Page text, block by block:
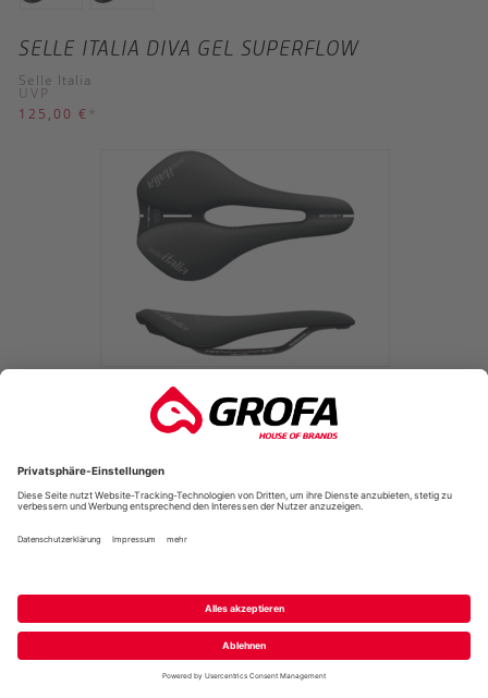
SELLE ITALIA DIVA GEL SUPERFLOW
Selle Italia
UVP
125,00 € *
SELLE ITALIA NOVUS EVO BOOST TM SF
Selle Italia
UVP